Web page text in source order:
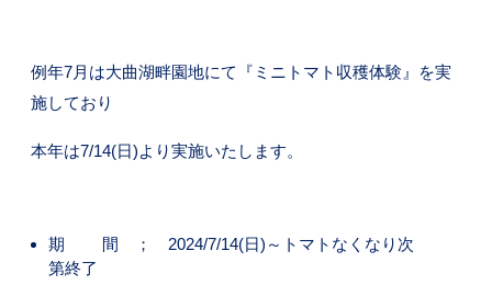
例年7月は大曲湖畔園地にて『ミニトマト収穫体験』を実
施しており
本年は7/14(日)より実施いたします。
期 間 ； 2024/7/14(日) ～トマトなくなり次
第終了